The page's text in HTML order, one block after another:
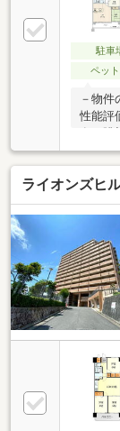
駐車
ペッ
－物
性能評
利用も
WICは
立性を
(細則
ンク▼
望の住
件の詳
ライオンズヒ